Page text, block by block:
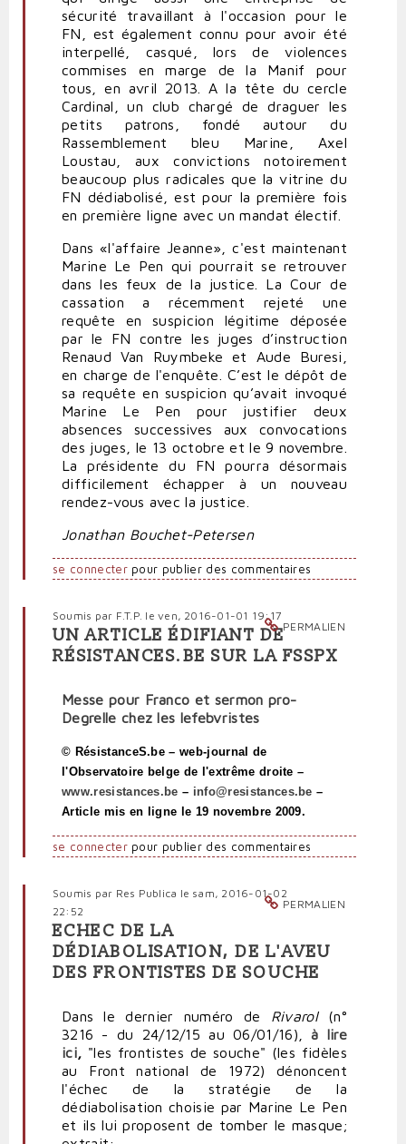
sécurité travaillant à l'occasion pour le
FN, est également connu pour avoir été
interpellé, casqué, lors de violences
commises en marge de la Manif pour
tous, en avril 2013. A la tête du cercle
Cardinal, un club chargé de draguer les
petits patrons, fondé autour du
Rassemblement bleu Marine, Axel
Loustau, aux convictions notoirement
beaucoup plus radicales que la vitrine du
FN dédiabolisé, est pour la première fois
en première ligne avec un mandat électif.
Dans «l'affaire Jeanne», c'est maintenant
Marine Le Pen qui pourrait se retrouver
dans les feux de la justice. La Cour de
cassation a récemment rejeté une
requête en suspicion légitime déposée
par le FN contre les juges d’instruction
Renaud Van Ruymbeke et Aude Buresi,
en charge de l'enquête. C’est le dépôt de
sa requête en suspicion qu’avait invoqué
Marine Le Pen pour justifier deux
absences successives aux convocations
des juges, le 13 octobre et le 9 novembre.
La présidente du FN pourra désormais
difficilement échapper à un nouveau
rendez-vous avec la justice.
Jonathan Bouchet-Petersen
se connecterpour publier des commentaires
PERMALIEN
Soumis par F.T.P. le ven, 2016-01-01 19:17
UN ARTICLE ÉDIFIANT DE
RÉSISTANCES.BE SUR LA FSSPX
Messe pour Franco et sermon pro-
Degrelle chez les lefebvristes
© RésistanceS.be – web-journal de
l'Observatoire belge de l'extrême droite –
www.resistances.be – info@resistances.be –
Article mis en ligne le 19 novembre 2009.
se connecterpour publier des commentaires
PERMALIEN
Soumis par Res Publica le sam, 2016-01-02
22:52
ECHEC DE LA
DÉDIABOLISATION, DE L'AVEU
DES FRONTISTES DE SOUCHE
Dans le dernier numéro de Rivarol(n°
3216 - du 24/12/15 au 06/01/16),à lire
ici, "les frontistes de souche" (les fidèles
au Front national de 1972) dénoncent
l'échec de la stratégie de la
dédiabolisation choisie par Marine Le Pen
et ils lui proposent de tomber le masque;